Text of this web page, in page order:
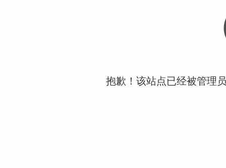
抱歉！该站点已经被管理